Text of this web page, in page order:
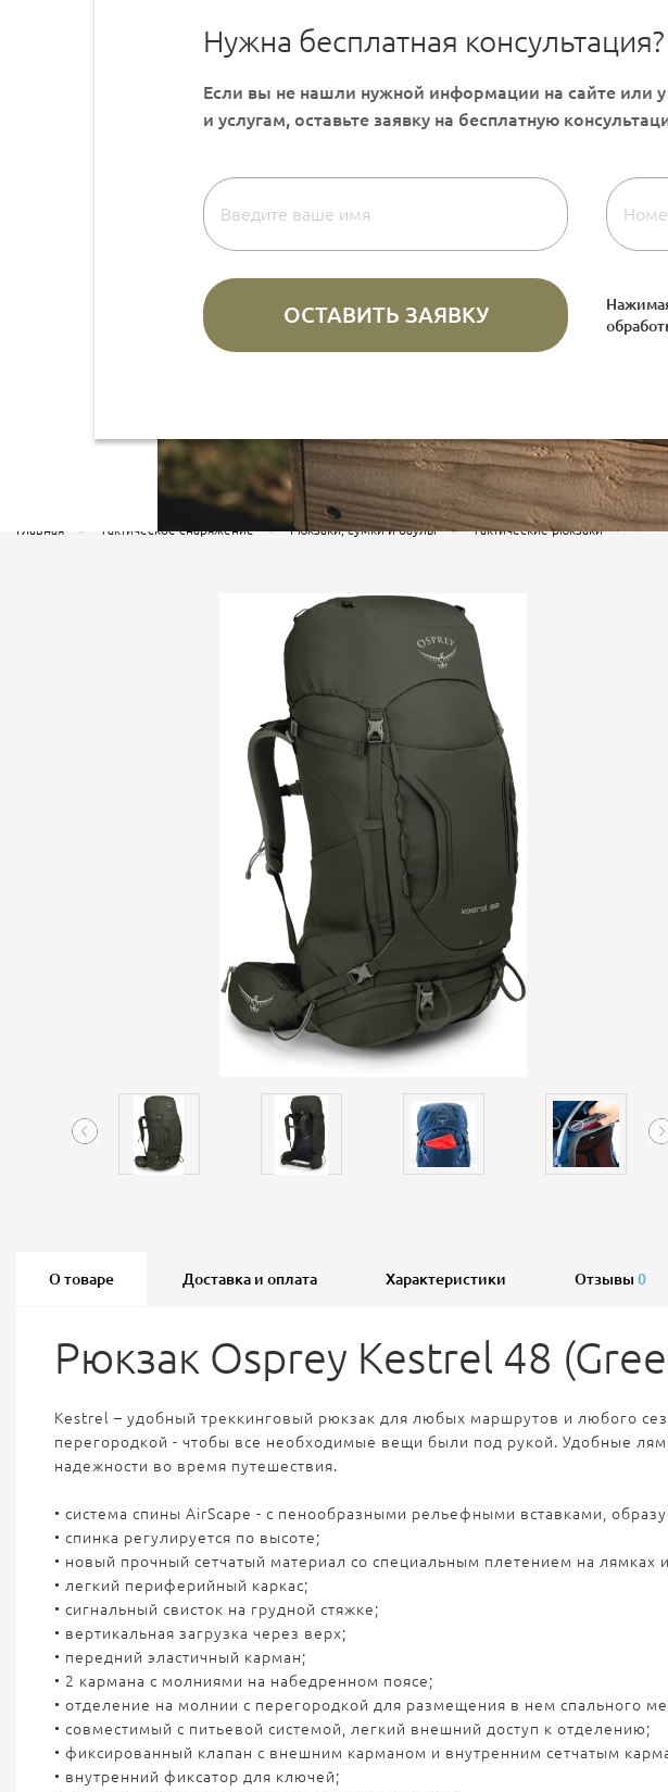
Нужна бесплатная консультация?
Главная Тактическое снаряжение Рюкзаки, сумки и баулы Тактические рюкзаки
О товаре Доставка и оплата Характеристики Отзывы 0
Рюкзак Osprey Kestrel 48
Kestrel – удобный треккинговый рюкзак для любых маршрутов и любого
перегородкой - чтобы все необходимые вещи были под рукой. Удобные
надежности во время путешествия.
• система спины AirScape - с пенообразными рельефными вставками,
• спинка регулируется по высоте;
• новый прочный сетчатый материал со специальным плетением на лямках
• легкий периферийный каркас;
• сигнальный свисток на грудной стяжке;
• вертикальная загрузка через верх;
• передний эластичный карман;
• 2 кармана с молниями на набедренном поясе;
• отделение на молнии с перегородкой для размещения в нем спального
• совместимый с питьевой системой, легкий внешний доступ к отделению;
• фиксированный клапан с внешним карманом и внутренним сетчатым
• внутренний фиксатор для ключей;